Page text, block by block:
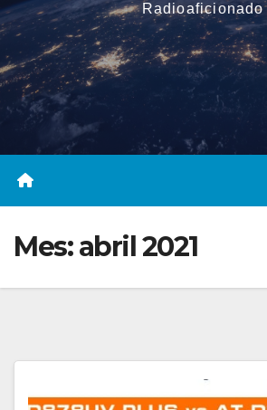
Radioaficionado
Mes:abril 2021